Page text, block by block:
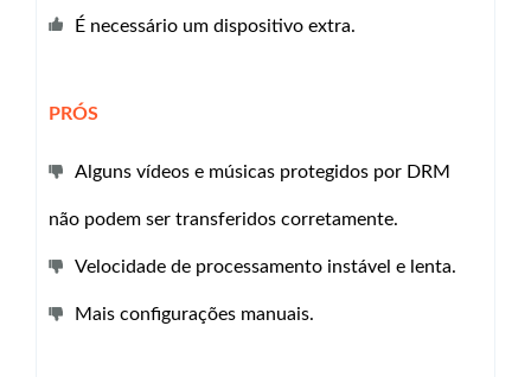
É necessário um dispositivo extra.
PRÓS
Alguns vídeos e músicas protegidos por DRM
não podem ser transferidos corretamente.
Velocidade de processamento instável e lenta.
Mais configurações manuais.